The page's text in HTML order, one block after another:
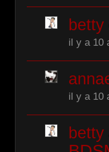
betty
il y a 10
il y a 10
betty